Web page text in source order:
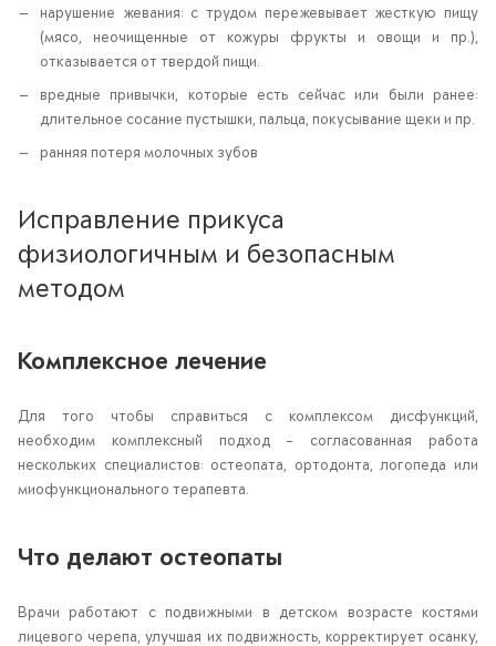
нарушение жевания: с трудом пережевывает жесткую пищу
(мясо, неочищенные от кожуры фрукты и овощи и пр.),
отказывается от твердой пищи.
вредные привычки, которые есть сейчас или были ранее:
длительное сосание пустышки, пальца, покусывание щеки и пр.
ранняя потеря молочных зубов
Исправление прикуса
физиологичным и безопасным
методом
Комплексное лечение
Для того чтобы справиться с комплексом дисфункций,
необходим комплексный подход – согласованная работа
нескольких специалистов: остеопата, ортодонта, логопеда или
миофункционального терапевта.
Что делают остеопаты
Врачи работают с подвижными в детском возрасте костями
лицевого черепа, улучшая их подвижность, корректирует осанку,